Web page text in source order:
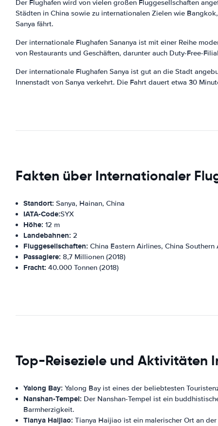
Der Flughafen wird von vielen großen Fluggesellschaften
Städten in China sowie zu internationalen Zielen wie
Sanya fährt.
Der internationale Flughafen Sananya ist mit einer Reihe
von Restaurants und Geschäften, darunter auch Duty-Free-
Der internationale Flughafen Sanya ist gut an die Stadt
Innenstadt von Sanya verkehrt. Die Fahrt dauert etwa 30
Fakten über Internationaler
Standort: Sanya, Hainan, China
IATA-Code:SYX
Höhe: 12 m
Landebahnen: 2
Fluggesellschaften: China Eastern Airlines, China
Passagiere: 8,7 Millionen (2018)
Fracht: 40.000 Tonnen (2018)
Top-Reiseziele und Aktivitäten
Yalong Bay: Yalong Bay ist eines der beliebtesten
Nanshan-Tempel: Der Nanshan-Tempel ist ein
Barmherzigkeit.
Tianya Haijiao: Tianya Haijiao ist ein malerischer Ort an